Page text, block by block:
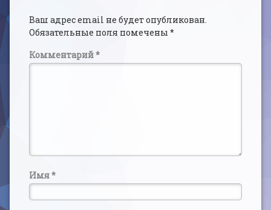
Ваш адрес email не будет опубликован.
Обязательные поля помечены *
Комментарий*
Имя*